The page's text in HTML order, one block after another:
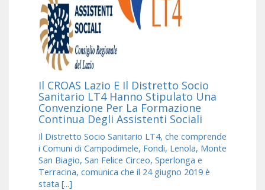
Il CROAS Lazio E Il Distretto Socio
Sanitario LT4 Hanno Stipulato Una
Convenzione Per La Formazione
Continua Degli Assistenti Sociali
Il Distretto Socio Sanitario LT4, che comprende
i Comuni di Campodimele, Fondi, Lenola, Monte
San Biagio, San Felice Circeo, Sperlonga e
Terracina, comunica che il 24 giugno 2019 è
stata [...]